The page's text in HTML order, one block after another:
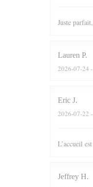
Juste
Lauren P
2026-07-24
Eric J
2026-07-22
L’accueil
Jeffrey H